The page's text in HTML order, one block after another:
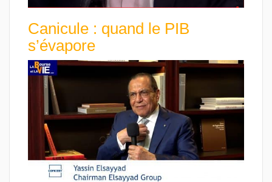
Canicule : quand le PIB
s’évapore